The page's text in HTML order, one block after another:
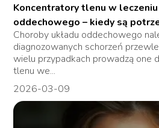
Koncentratory tlenu w leczeniu
oddechowego – kiedy są
Choroby układu oddechowego
diagnozowanych schorzeń
wielu przypadkach prowadzą one
tlenu we...
2026-03-09